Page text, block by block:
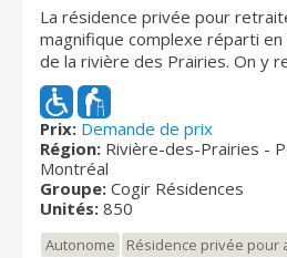
La résidence privée pour
magnifique complexe réparti
de la rivière des Prairies. On y
aménagées avec jardins,
jeu. Laissez-vous surprendre
spectacle de 500 places, où les
québécois ont foulé les
Prix: Demande de prix
Région: Rivière-des-Prairies -
Montréal
Groupe: Cogir Résidences
Unités: 850
Autonome Résidence privée pour